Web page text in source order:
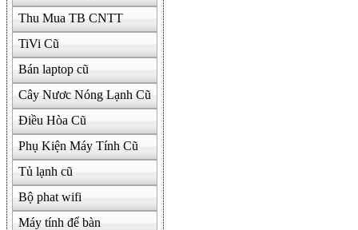
Thu Mua TB CNTT
TiVi Cũ
Bán laptop cũ
Cây Nươc Nóng Lạnh Cũ
Điều Hòa Cũ
Phụ Kiện Máy Tính Cũ
Tủ lạnh cũ
Bộ phat wifi
Máy tính để bàn